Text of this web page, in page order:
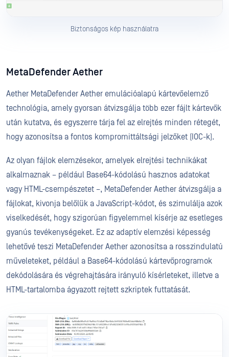
Biztonságos kép használatra
MetaDefender Aether
Aether MetaDefender Aether emulációalapú kártevőelemző
technológia, amely gyorsan átvizsgálja több ezer fájlt kártevők
után kutatva, és egyszerre tárja fel az elrejtés minden rétegét,
hogy azonosítsa a fontos kompromittáltsági jelzőket (IOC-k).
Az olyan fájlok elemzésekor, amelyek elrejtési technikákat
alkalmaznak – például Base64-kódolású hasznos adatokat
vagy HTML-csempészetet –, MetaDefender Aether átvizsgálja a
fájlokat, kivonja belőlük a JavaScript-kódot, és szimulálja azok
viselkedését, hogy szigorúan figyelemmel kísérje az esetleges
gyanús tevékenységeket. Ez az adaptív elemzési képesség
lehetővé teszi MetaDefender Aether azonosítsa a rosszindulatú
műveleteket, például a Base64-kódolású kártevőprogramok
dekódolására és végrehajtására irányuló kísérleteket, illetve a
HTML-tartalomba ágyazott rejtett szkriptek futtatását.